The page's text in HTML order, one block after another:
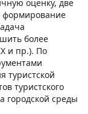
оценку, две
формирование
более
и пр.). По
туристской
туристского
городской среды